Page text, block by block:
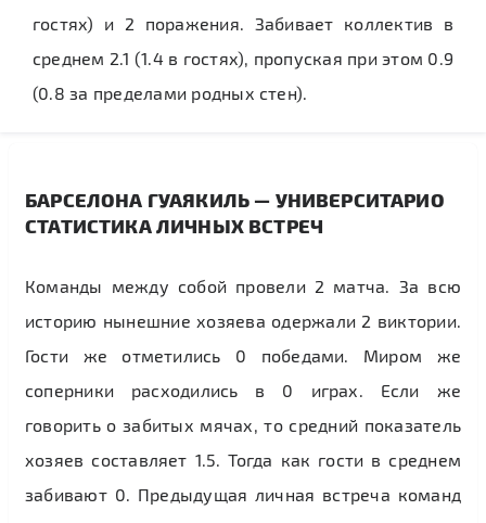
гостях) и 2 поражения. Забивает коллектив в
среднем 2.1 (1.4 в гостях), пропуская при этом 0.9
(0.8 за пределами родных стен).
БАРСЕЛОНА ГУАЯКИЛЬ — УНИВЕРСИТАРИО
СТАТИСТИКА ЛИЧНЫХ ВСТРЕЧ
Команды между собой провели 2 матча. За всю
историю нынешние хозяева одержали 2 виктории.
Гости же отметились 0 победами. Миром же
соперники расходились в 0 играх. Если же
говорить о забитых мячах, то средний показатель
хозяев составляет 1.5. Тогда как гости в среднем
забивают 0. Предыдущая личная встреча команд